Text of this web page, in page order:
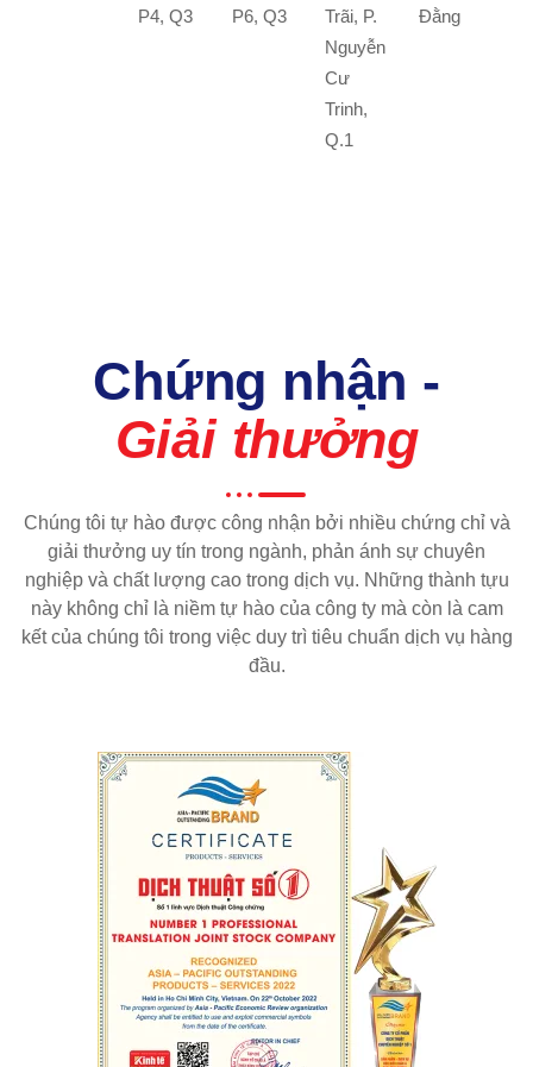
P4, Q3 P6, Q3
Trãi, P.
Nguyễn
Cư
Trinh,
Q.1
Đằng
Chứng nhận -
Giải thưởng
Chúng tôi tự hào được công nhận bởi nhiều chứng chỉ và
giải thưởng uy tín trong ngành, phản ánh sự chuyên
nghiệp và chất lượng cao trong dịch vụ. Những thành tựu
này không chỉ là niềm tự hào của công ty mà còn là cam
kết của chúng tôi trong việc duy trì tiêu chuẩn dịch vụ hàng
đầu.